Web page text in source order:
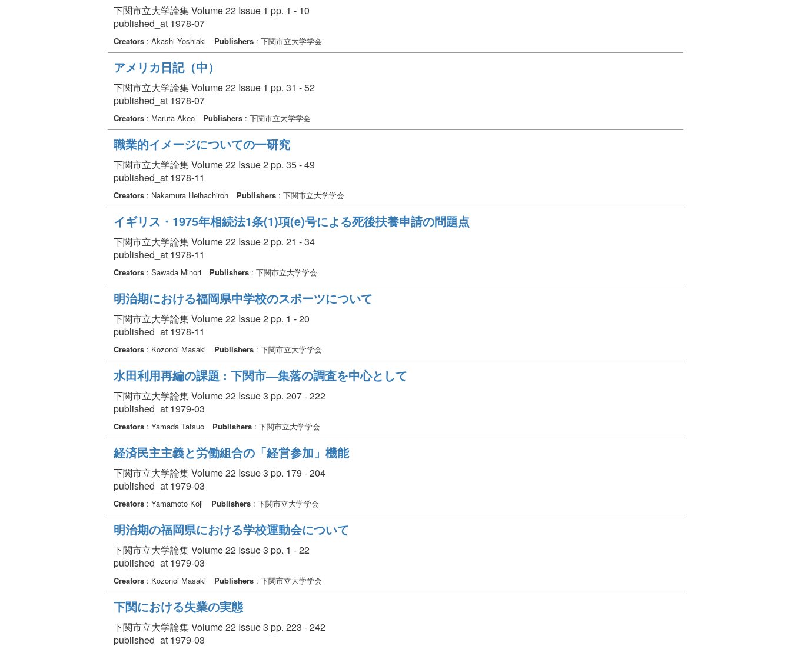
下関市立大学論集 Volume 22 Issue 1 pp. 1 - 10
published_at 1978-07
Creators : Akashi Yoshiaki Publishers : 下関市立大学学会
アメリカ日記（中）
下関市立大学論集 Volume 22 Issue 1 pp. 31 - 52
published_at 1978-07
Creators : Maruta Akeo Publishers : 下関市立大学学会
職業的イメージについての一研究
下関市立大学論集 Volume 22 Issue 2 pp. 35 - 49
published_at 1978-11
Creators : Nakamura Heihachiroh Publishers : 下関市立大学学会
イギリス・1975年相続法1条(1)項(e)号による死後扶養申請の問題点
下関市立大学論集 Volume 22 Issue 2 pp. 21 - 34
published_at 1978-11
Creators : Sawada Minori Publishers : 下関市立大学学会
明治期における福岡県中学校のスポーツについて
下関市立大学論集 Volume 22 Issue 2 pp. 1 - 20
published_at 1978-11
Creators : Kozonoi Masaki Publishers : 下関市立大学学会
水田利用再編の課題 : 下関市―集落の調査を中心として
下関市立大学論集 Volume 22 Issue 3 pp. 207 - 222
published_at 1979-03
Creators : Yamada Tatsuo Publishers : 下関市立大学学会
経済民主主義と労働組合の「経営参加」機能
下関市立大学論集 Volume 22 Issue 3 pp. 179 - 204
published_at 1979-03
Creators : Yamamoto Koji Publishers : 下関市立大学学会
明治期の福岡県における学校運動会について
下関市立大学論集 Volume 22 Issue 3 pp. 1 - 22
published_at 1979-03
Creators : Kozonoi Masaki Publishers : 下関市立大学学会
下関における失業の実態
下関市立大学論集 Volume 22 Issue 3 pp. 223 - 242
published_at 1979-03